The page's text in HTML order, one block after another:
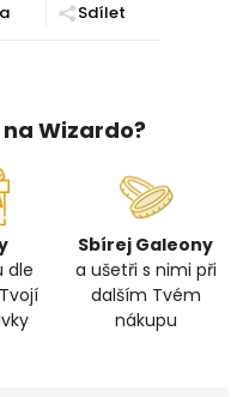
Sdílet
Wizardo?
dle
Sbírej Galeony
a ušetři s nimi při
dalším Tvém
nákupu